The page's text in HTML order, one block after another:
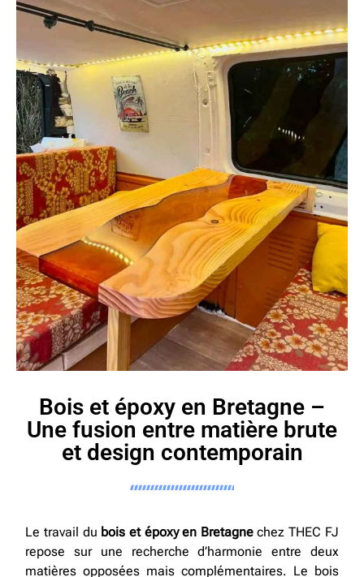
Bois et époxy en Bretagne –
Une fusion entre matière brute
et design contemporain
Le travail du bois et époxy en Bretagnechez THEC FJ
repose sur une recherche d’harmonie entre deux
matières opposées mais complémentaires. Le bois